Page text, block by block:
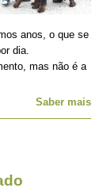
anos, o que se
dia.
mas não é a
Saber mais